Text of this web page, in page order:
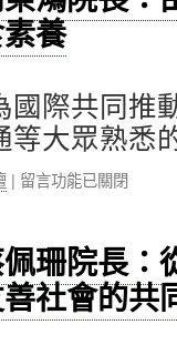
生
透
過
領
域
學
在
世
界
中
探
秀
副
長：
數
位
賦
能，
領
航
～
北
養
國際共同推
等大眾熟
| 在
營
養
學
院
留言功能已關閉
佩珊院長
社會的共